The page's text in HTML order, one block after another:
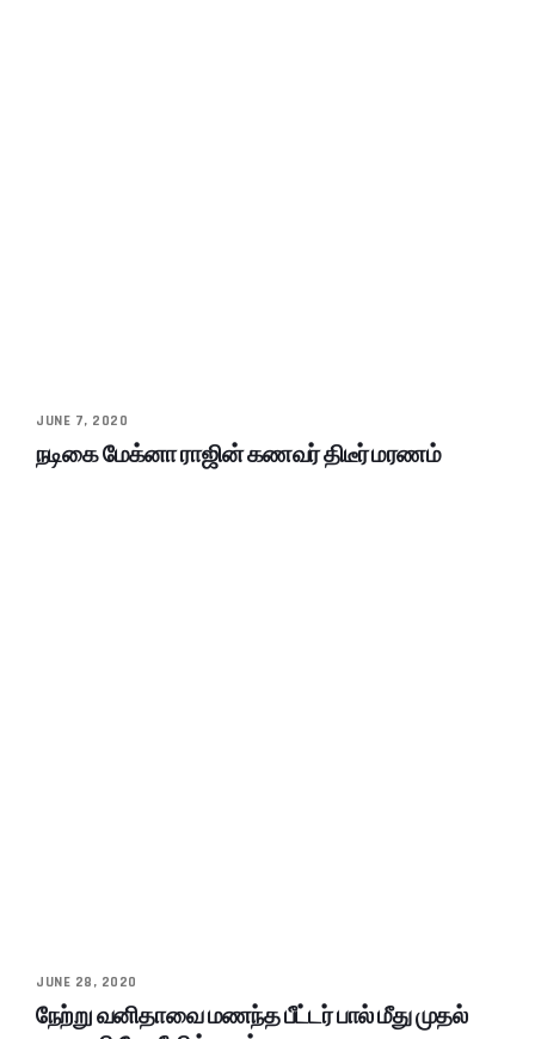
JUNE 7, 2020
நடிகை மேக்னா ராஜின் கணவர் திடீர் மரணம்
JUNE 28, 2020
நேற்று வனிதாவை மணந்த பீட்டர் பால் மீது முதல்